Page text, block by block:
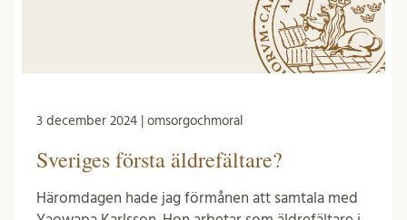
3 december 2024 | omsorgochmoral
Sveriges första äldrefältare?
Häromdagen hade jag förmånen att samtala med